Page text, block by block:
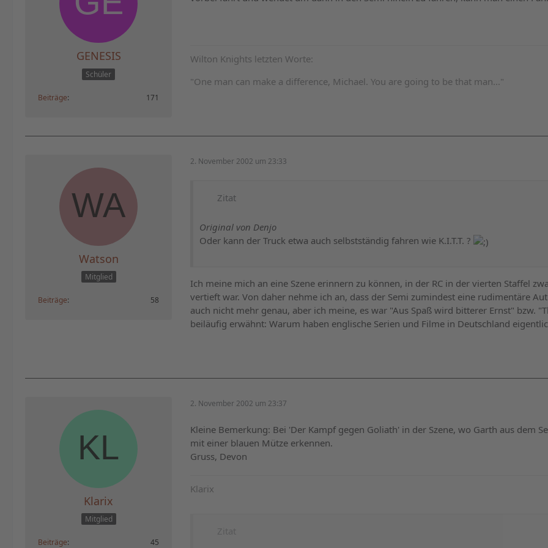
GENESIS
Schüler
Beiträge 171
Wilton Knights letzten Worte:
"One man can make a difference, Michael. You are going to be that man..."
Watson
Mitglied
Beiträge 58
2. November 2002 um 23:33
Zitat
Original von Denjo
Oder kann der Truck etwa auch selbstständig fahren wie K.I.T.T. ?
Ich meine mich an eine Szene erinnern zu können, in der RC in der vierten Staffel
vertieft war. Von daher nehme ich an, dass der Semi zumindest eine rudimentäre
auch nicht mehr genau, aber ich meine, es war "Aus Spaß wird bitterer Ernst" bzw.
beiläufig erwähnt: Warum haben englische Serien und Filme in Deutschland
Klarix
Mitglied
Beiträge 45
2. November 2002 um 23:37
Kleine Bemerkung: Bei 'Der Kampf gegen Goliath' in der Szene, wo Garth aus dem
mit einer blauen Mütze erkennen.
Gruss, Devon
Klarix
Zitat